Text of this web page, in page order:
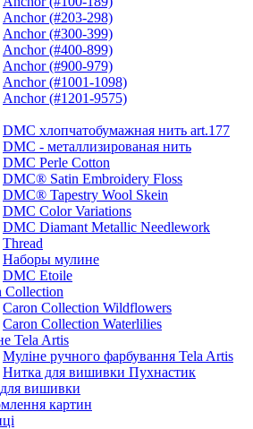
Anchor (#203-298)
Anchor (#300-399)
Anchor (#400-899)
Anchor (#900-979)
Anchor (#1001-1098)
Anchor (#1201-9575)
DMC хлопчатобумажная нить art.177
DMC - металлизированая нить
DMC Perle Cotton
DMC® Satin Embroidery Floss
DMC® Tapestry Wool Skein
DMC Color Variations
DMC Diamant Metallic Needlework
Thread
Наборы мулине
DMC Etoile
Collection
Caron Collection Wildflowers
Caron Collection Waterlilies
Tela Artis
Муліне ручного фарбування Tela Artis
Нитка для вишивки Пухнастик
вишивки
картин